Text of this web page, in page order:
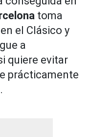
toma
el Clásico y
a
quiere evitar
prácticamente